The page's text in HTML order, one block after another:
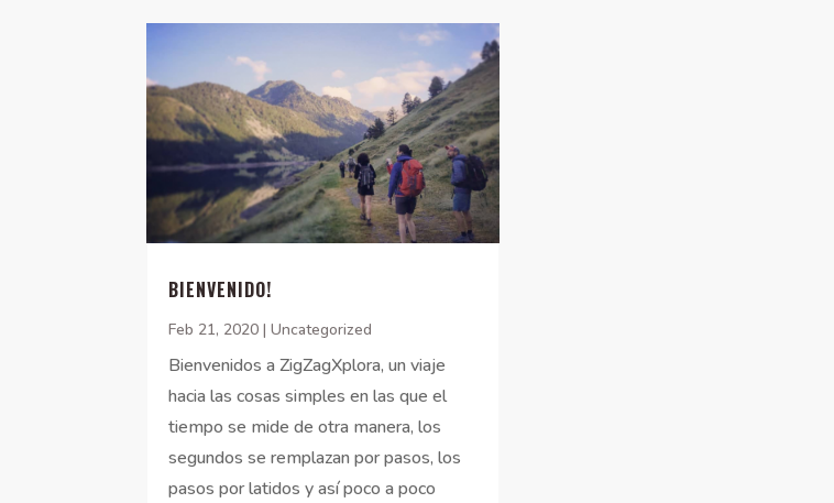
BIENVENIDO!
Feb 21, 2020 |Uncategorized
Bienvenidos a ZigZagXplora, un viaje
hacia las cosas simples en las que el
tiempo se mide de otra manera, los
segundos se remplazan por pasos, los
pasos por latidos y así poco a poco